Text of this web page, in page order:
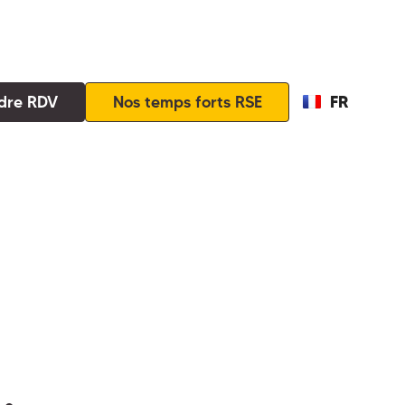
RDV Nos temps forts RSE FR